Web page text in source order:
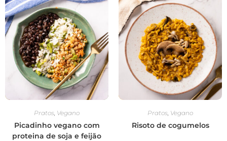
Pratos Vegano
Picadinho vegano com
proteina de soja e feijão
Pratos Vegano
Risoto de cogumelos